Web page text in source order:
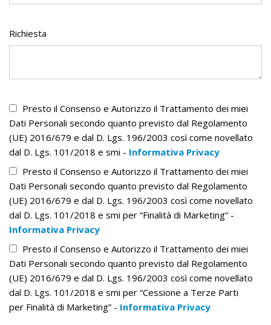
Richiesta
Presto il Consenso e Autorizzo il Trattamento dei miei
Dati Personali secondo quanto previsto dal Regolamento
(UE) 2016/679 e dal D. Lgs. 196/2003 così come novellato
dal D. Lgs. 101/2018 e smi - Informativa Privacy
Presto il Consenso e Autorizzo il Trattamento dei miei
Dati Personali secondo quanto previsto dal Regolamento
(UE) 2016/679 e dal D. Lgs. 196/2003 così come novellato
dal D. Lgs. 101/2018 e smi per “Finalità di Marketing” -
Informativa Privacy
Presto il Consenso e Autorizzo il Trattamento dei miei
Dati Personali secondo quanto previsto dal Regolamento
(UE) 2016/679 e dal D. Lgs. 196/2003 così come novellato
dal D. Lgs. 101/2018 e smi per “Cessione a Terze Parti
per Finalità di Marketing” - Informativa Privacy